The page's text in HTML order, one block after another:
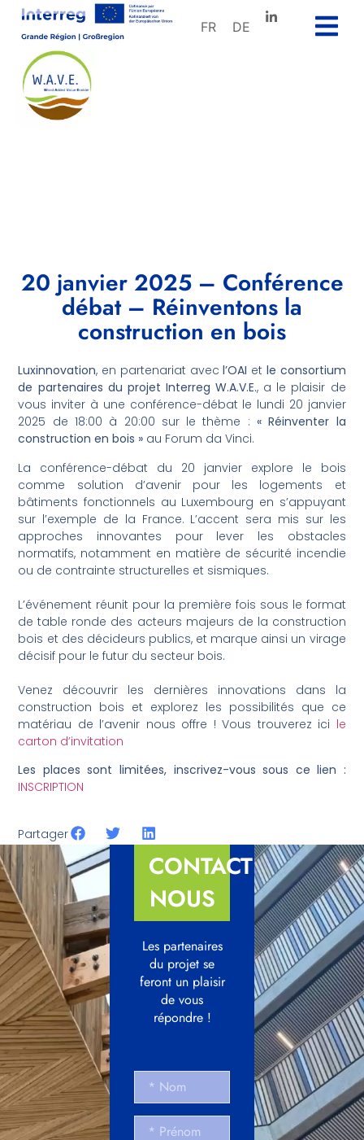
FR DE
20 janvier 2025 – Conférence
débat – Réinventons la
construction en bois
Luxinnovation, en partenariat avecl’OAI et le consortium
de partenaires du projet Interreg W.A.V.E., a le plaisir de
vous inviter à une conférence-débat le lundi 20 janvier
2025 de 18:00 à 20:00 sur le thème :« Réinventer la
construction en bois » au Forum da Vinci.
La conférence-débat du 20 janvier explore le bois
comme solution d’avenir pour les logements et
bâtiments fonctionnels au Luxembourg en s’appuyant
sur l’exemple de la France. L’accent sera mis sur les
approches innovantes pour lever les obstacles
normatifs, notamment en matière de sécurité incendie
ou de contrainte structurelles et sismiques.
L’événement réunit pour la première fois sous le format
de table ronde des acteurs majeurs de la construction
bois et des décideurs publics, et marque ainsi un virage
décisif pour le futur du secteur bois.
Venez découvrir les dernières innovations dans la
construction bois et explorez les possibilités que ce
matériau de l’avenir nous offre ! Vous trouverez ici le
carton d’invitation
Les places sont limitées, inscrivez-vous sous ce lien :
INSCRIPTION
Partager
CONTACTEZ-
NOUS
Les partenaires
du projet se
feront un plaisir
de vous
répondre !